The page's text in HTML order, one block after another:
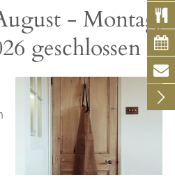
- Montag,
geschlossen



